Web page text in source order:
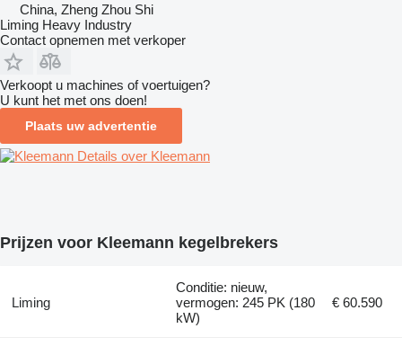
China, Zheng Zhou Shi
Liming Heavy Industry
Contact opnemen met verkoper
Verkoopt u machines of voertuigen?
U kunt het met ons doen!
Plaats uw advertentie
Details over Kleemann
Prijzen voor Kleemann kegelbrekers
Liming
Conditie: nieuw,
vermogen: 245 PK (180
kW)
€ 60.590